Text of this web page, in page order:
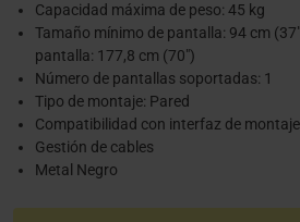
Capacidad máxima de peso: 45 kg
Tamaño mínimo de pantalla: 94 cm
pantalla: 177,8 cm (70")
Número de pantallas soportadas: 1
Tipo de montaje: Pared
Compatibilidad con interfaz de
Gestión de cables
Metal Negro